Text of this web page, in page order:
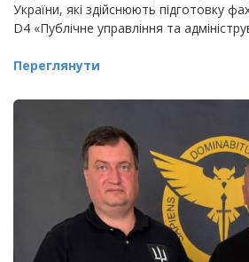
України, які здійснюють підготовку
D4 «Публічне управління та
Переглянути